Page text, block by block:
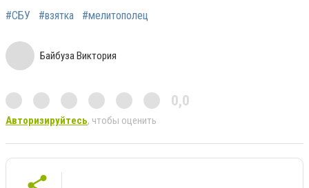
#СБУ #взятка #мелитополец
Байбуза Виктория
0,0
Авторизируйтесь, чтобы оценить